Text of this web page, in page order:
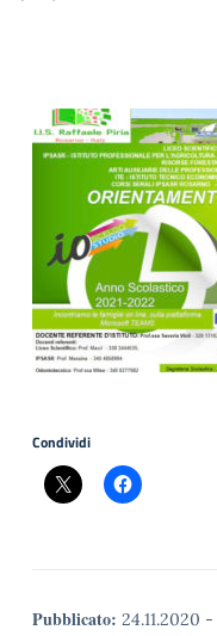
Condividi
Pubblicato: 24.11.2020 -